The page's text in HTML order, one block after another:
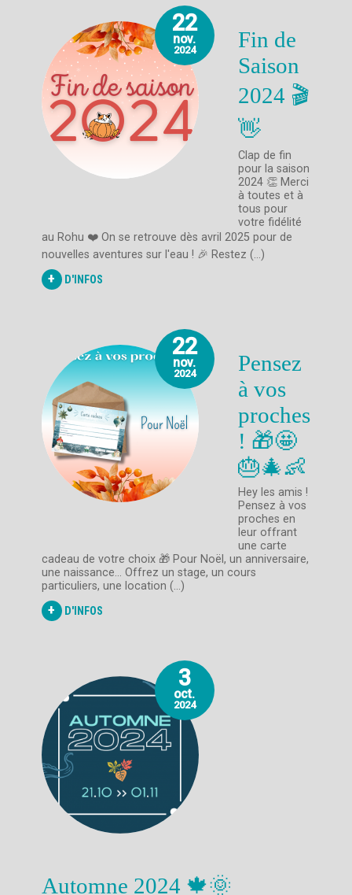
22
nov.
2024
Fin de
Saison
2024 🎬
👋
Clap de fin
pour la saison
2024 👏 Merci
à toutes et à
tous pour
votre fidélité
au Rohu ❤️ On se retrouve dès avril 2025 pour de
nouvelles aventures sur l'eau ! 🎉 Restez (...)
+ D'INFOS
22
nov.
2024
Pensez
à vos
proches
! 🎁🤩
🎂🎄👶
Hey les amis !
Pensez à vos
proches en
leur offrant
une carte
cadeau de votre choix 🎁 Pour Noël, un anniversaire,
une naissance... Offrez un stage, un cours
particuliers, une location (...)
+ D'INFOS
3
oct.
2024
Automne 2024 🍁🌞